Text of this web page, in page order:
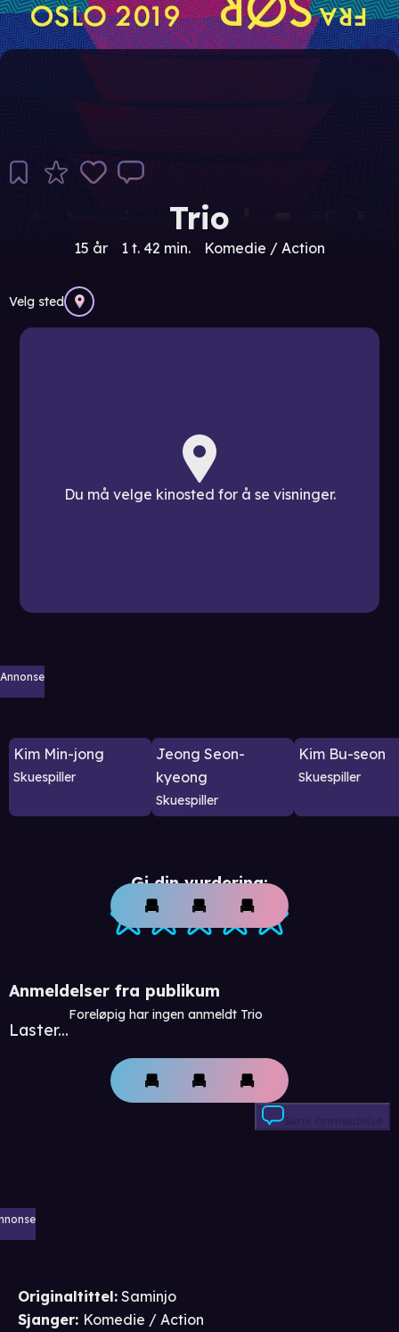
Trio
15 år 1 t. 42 min. Komedie / Action
Velg sted
Du må velge kinosted for å se visninger.
Annonse
Kim Min-jong
Skuespiller
Jeong Seon-
kyeong
Skuespiller
Kim Bu-seon
Skuespiller
Gi din vurdering:
Anmeldelser fra publikum
Laster...
Foreløpig har ingen anmeldt Trio
Skriv anmeldelse
Originaltittel: Saminjo
Sjanger: Komedie / Action